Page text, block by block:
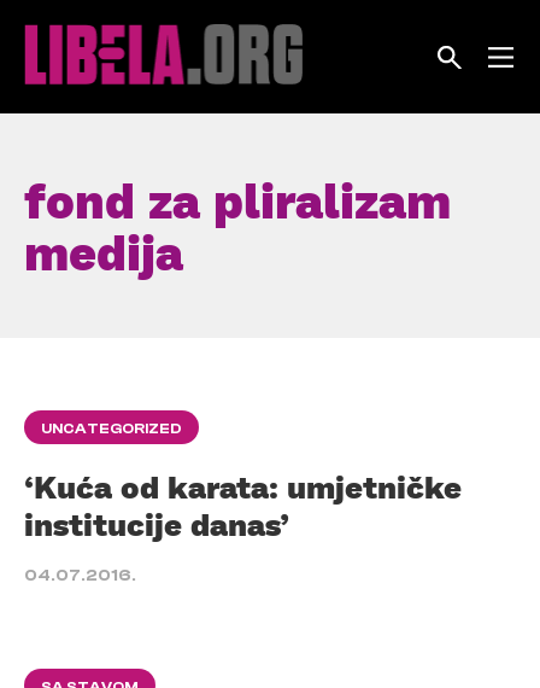
fond za pliralizam
medija
UNCATEGORIZED
‘Kuća od karata: umjetničke
institucije danas’
04.07.2016.